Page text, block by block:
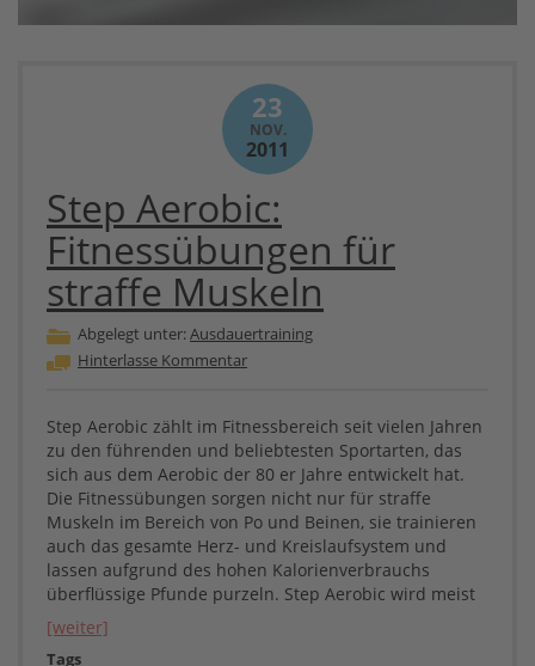
23
NOV.
2011
Step Aerobic:
Fitnessübungen für
straffe Muskeln
Abgelegt unter:Ausdauertraining
Hinterlasse Kommentar
Step Aerobic zählt im Fitnessbereich seit vielen Jahren
zu den führenden und beliebtesten Sportarten, das
sich aus dem Aerobic der 80 er Jahre entwickelt hat.
Die Fitnessübungen sorgen nicht nur für straffe
Muskeln im Bereich von Po und Beinen, sie trainieren
auch das gesamte Herz- und Kreislaufsystem und
lassen aufgrund des hohen Kalorienverbrauchs
überflüssige Pfunde purzeln. Step Aerobic wird meist
[weiter]
Tags